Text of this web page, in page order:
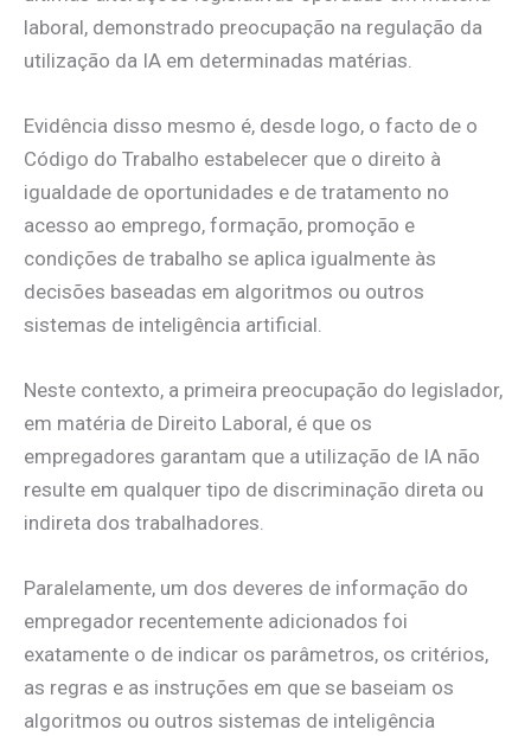
laboral, demonstrado preocupação na regulação da
utilização da IA em determinadas matérias.
Evidência disso mesmo é, desde logo, o facto de o
Código do Trabalho estabelecer que o direito à
igualdade de oportunidades e de tratamento no
acesso ao emprego, formação, promoção e
condições de trabalho se aplica igualmente às
decisões baseadas em algoritmos ou outros
sistemas de inteligência artificial.
Neste contexto, a primeira preocupação do legislador,
em matéria de Direito Laboral, é que os
empregadores garantam que a utilização de IA não
resulte em qualquer tipo de discriminação direta ou
indireta dos trabalhadores.
Paralelamente, um dos deveres de informação do
empregador recentemente adicionados foi
exatamente o de indicar os parâmetros, os critérios,
as regras e as instruções em que se baseiam os
algoritmos ou outros sistemas de inteligência